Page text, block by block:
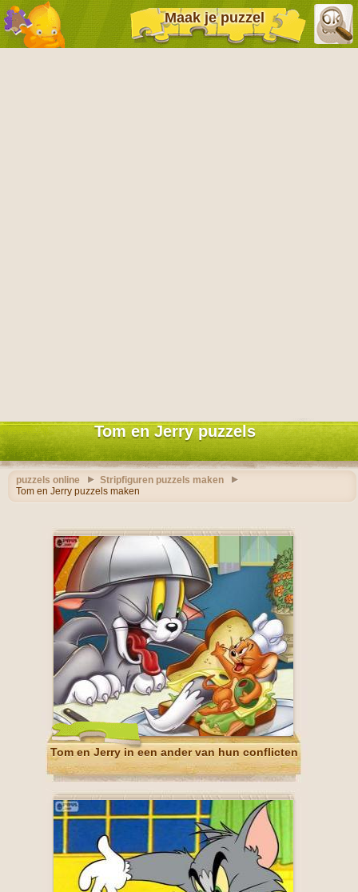
Maak je puzzel
Tom en Jerry puzzels
puzzels online
Stripfiguren puzzels maken
Tom en Jerry puzzels maken
Tom en Jerry in een ander van hun conflicten